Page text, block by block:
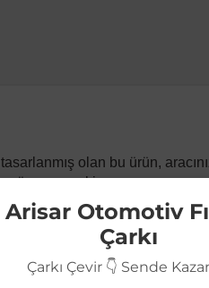
olan bu ürün,
veya eskiyen parçanızı
sayesinde uzun
OEM standartlarına yakın
Arisar Otomotiv
Çarkı
Çarkı Çevir 👇 Sende